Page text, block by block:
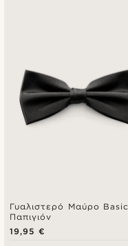
Γυαλιστερό Μαύρο Basic
Παπιγιόν
19,95 €